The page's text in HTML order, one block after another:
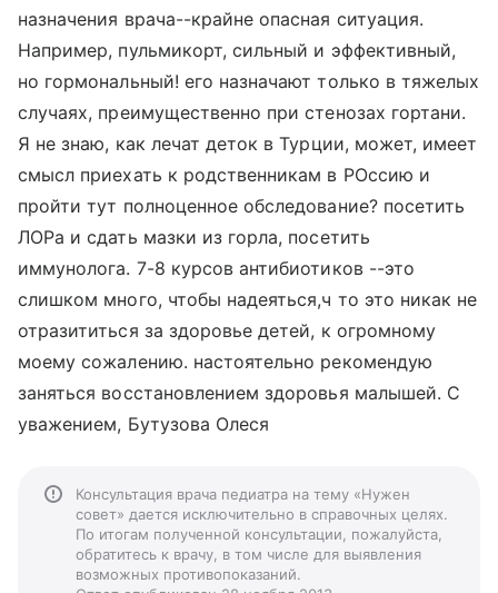
назначения врача--крайне опасная ситуация.
Например, пульмикорт, сильный и эффективный,
но гормональный! его назначают только в тяжелых
случаях, преимущественно при стенозах гортани.
Я не знаю, как лечат деток в Турции, может, имеет
смысл приехать к родственникам в РОссию и
пройти тут полноценное обследование? посетить
ЛОРа и сдать мазки из горла, посетить
иммунолога. 7-8 курсов антибиотиков --это
слишком много, чтобы надеяться,ч то это никак не
отразититься за здоровье детей, к огромному
моему сожалению. настоятельно рекомендую
заняться восстановлением здоровья малышей. С
уважением, Бутузова Олеся
Консультация врача педиатра на тему «Нужен
совет» дается исключительно в справочных целях.
По итогам полученной консультации, пожалуйста,
обратитесь к врачу, в том числе для выявления
возможных противопоказаний.